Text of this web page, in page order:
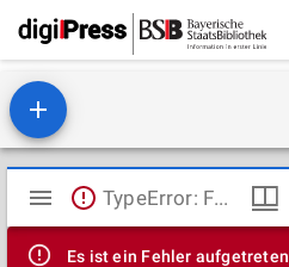
Mirador
Viewer
TypeError: Failed to fetch
Es ist ein Fehler aufgetreten